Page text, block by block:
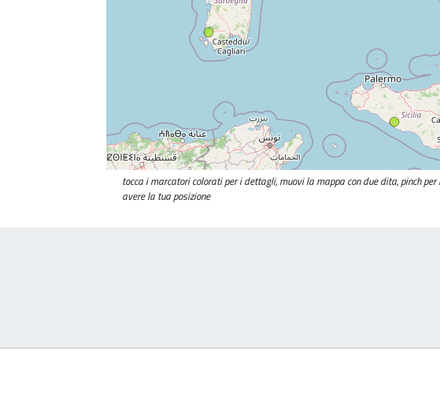
tocca i marcatori colorati per i dettagli, muovi la mappa con due dita, pinch
avere la tua posizione